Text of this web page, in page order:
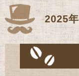
2025